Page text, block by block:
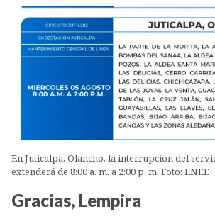
En Juticalpa, Olancho, la interrupción del
extenderá de 8:00 a. m. a 2:00 p. m. Foto: ENEE
Gracias, Lempira